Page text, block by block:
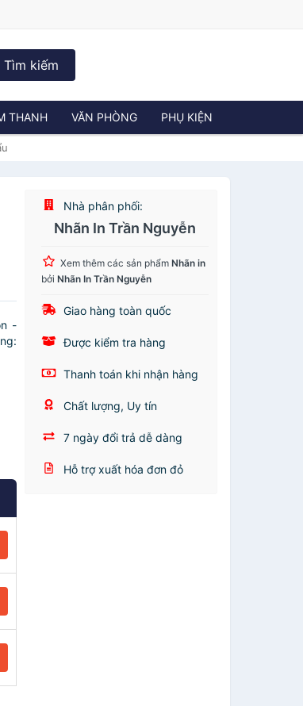
Tìm kiếm
THANH VĂN PHÒNG PHỤ KIỆN
-
Nhà phân phối:
Nhãn In Trần Nguyễn
Xem thêm các sản phẩmNhãn in
bởiNhãn In Trần Nguyễn
Giao hàng toàn quốc
Được kiểm tra hàng
Thanh toán khi nhận hàng
Chất lượng, Uy tín
7 ngày đổi trả dễ dàng
Hỗ trợ xuất hóa đơn đỏ